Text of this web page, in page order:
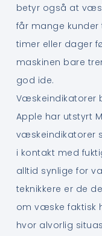
betyr også at
får mange
timer eller dager
maskinen bare
god ide.
Væskeindikatorer
Apple har utstyrt
væskeindikatorer
i kontakt med
alltid synlige for
teknikkere er de
om væske faktisk
hvor alvorlig